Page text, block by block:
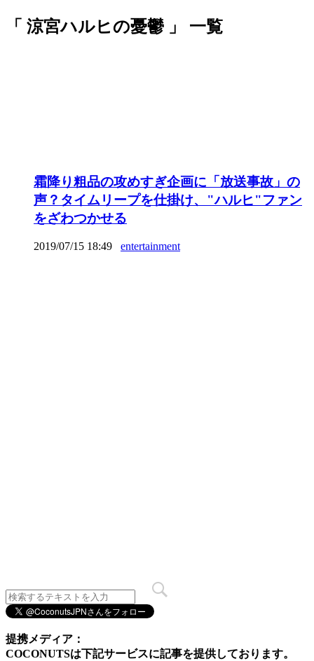
「 涼宮ハルヒの憂鬱 」 一覧
霜降り粗品の攻めすぎ企画に「放送事故」の
声？タイムリープを仕掛け、"ハルヒ"ファン
をざわつかせる
2019/07/15 18:49 entertainment
提携メディア：
COCONUTSは下記サービスに記事を提供しております。